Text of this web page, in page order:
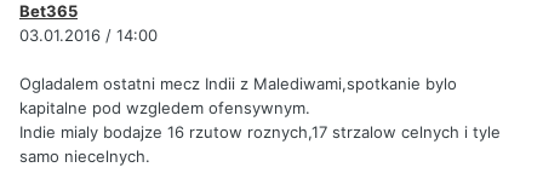
Bet365
03.01.2016 / 14:00
Ogladalem ostatni mecz Indii z Malediwami,spotkanie bylo
kapitalne pod wzgledem ofensywnym.
Indie mialy bodajze 16 rzutow roznych,17 strzalow celnych i tyle
samo niecelnych.